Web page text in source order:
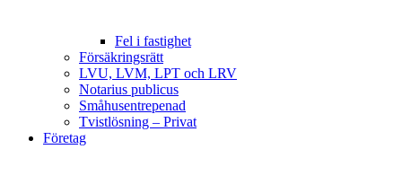
Fel i fastighet
Försäkringsrätt
LVU, LVM, LPT och LRV
Notarius publicus
Småhusentrepenad
Tvistlösning – Privat
Företag